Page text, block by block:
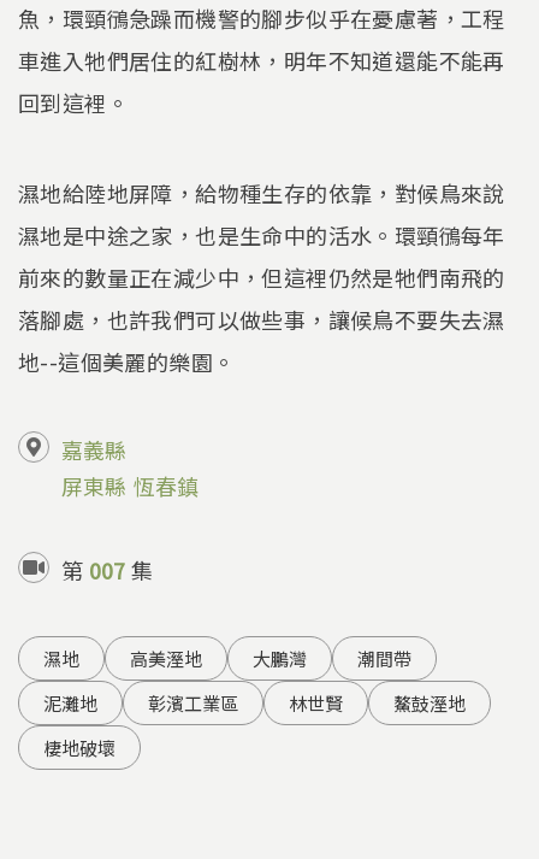
魚，環頸鴴急躁而機警的腳步似乎在憂慮著，工程
車進入牠們居住的紅樹林，明年不知道還能不能再
回到這裡。
濕地給陸地屏障，給物種生存的依靠，對候鳥來說
濕地是中途之家，也是生命中的活水。環頸鴴每年
前來的數量正在減少中，但這裡仍然是牠們南飛的
落腳處，也許我們可以做些事，讓候鳥不要失去濕
地--這個美麗的樂園。
嘉義縣
屏東縣 恆春鎮
第 007集
濕地 高美溼地 大鵬灣
潮間帶
泥灘地
彰濱工業區 林世賢
鰲鼓溼地
棲地破壞